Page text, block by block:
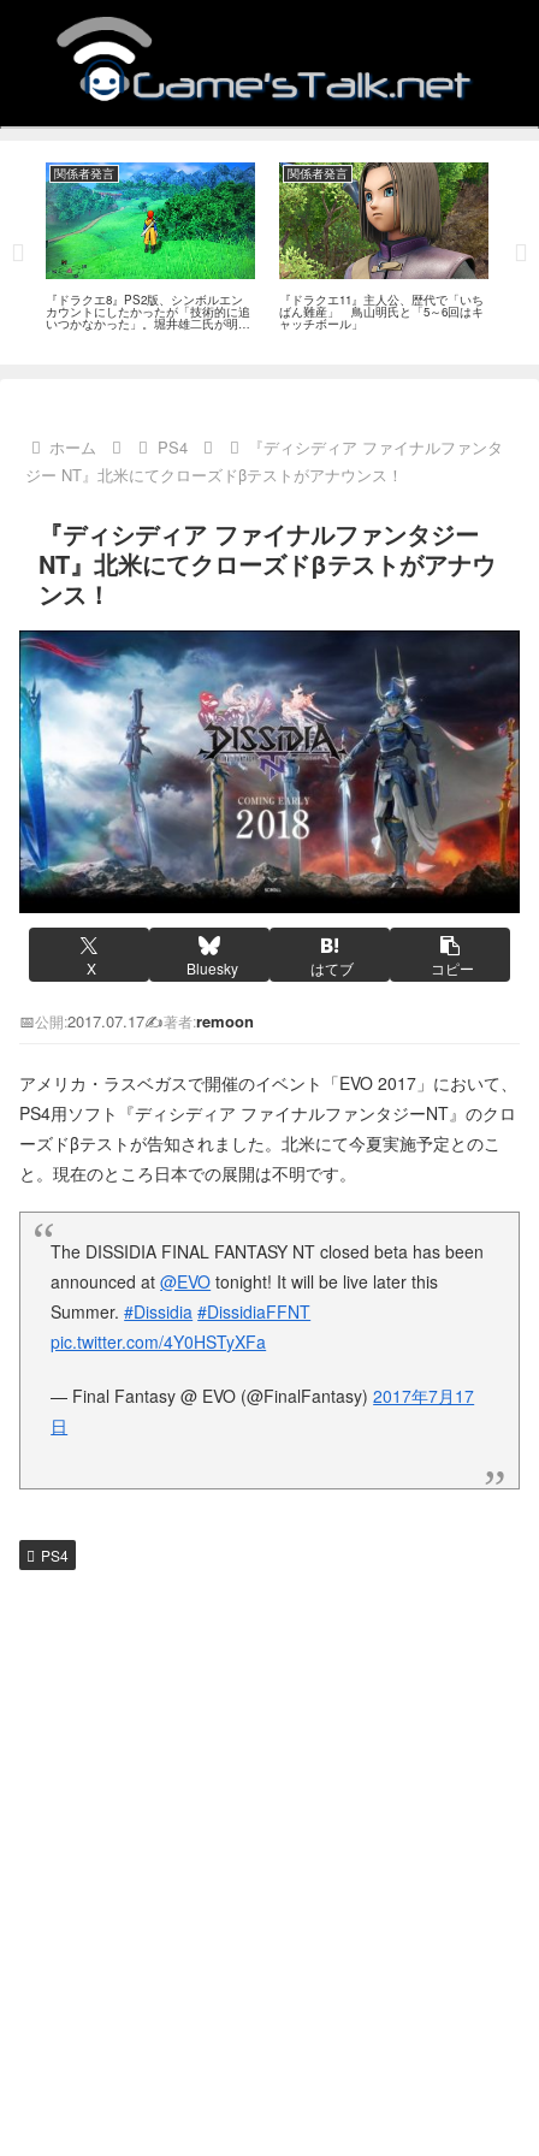
関係者発言
『ドラクエ8』PS2版、シンボルエン
カウントにしたかったが「技術的に追
いつかなかった」。堀井雄二氏が明か
関係者発言
『ドラクエ11』主人公、歴代で「いち
ばん難産」 鳥山明氏と「5～6回はキ
ャッチボール」
ホーム PS4
『ディシディア ファイナルファンタ
ジー NT』北米にてクローズドβテストがアナウンス！
『ディシディア ファイナルファンタジー
NT』北米にてクローズドβテストがアナウ
ンス！
X Bluesky はてブ コピー
📅公開:2017.07.17✍️著者:remoon
アメリカ・ラスベガスで開催のイベント「EVO 2017」において、
PS4用ソフト『ディシディア ファイナルファンタジーNT』のクロ
ーズドβテストが告知されました。北米にて今夏実施予定とのこ
と。現在のところ日本での展開は不明です。
The DISSIDIA FINAL FANTASY NT closed beta has been
announced at@EVO tonight! It will be live later this
Summer.#Dissidia #DissidiaFFNT
pic.twitter.com/4Y0HSTyXFa
— Final Fantasy @ EVO (@FinalFantasy)2017年7月17
日
PS4